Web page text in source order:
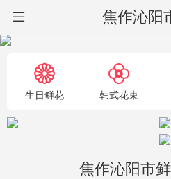
焦作沁阳
生日鲜花 韩式花束
焦作沁阳市